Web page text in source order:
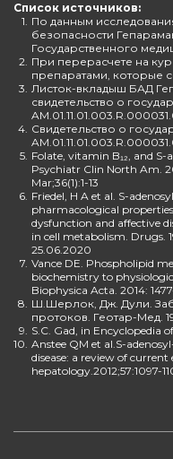
Список источников:
1. По данным
безопасности
Государственного
2. При перерасчете на
препаратами, которые
3. Листок-вкладыш БАД
свидетельство о
4. Свидетельство о
5. Folate, vitamin B₁₂, and
Psychiatr Clin North Am.
Mar;36(1):1-13
6. Friedel, H A et al. S-
pharmacological
dysfunction and affective
in cell metabolism. Drugs.
25.06.2020
7. Vance DE. Phospholipid
biochemistry to
Biophysica Acta. 2014:
8. Ш.Шерлок, Дж. Дули.
протоков. Геотар-Мед.
9. S.C. Gad, in Encyclopedia
10. Anstee QM et al.S-
disease: a review of
hepatology.2012;57:1097-